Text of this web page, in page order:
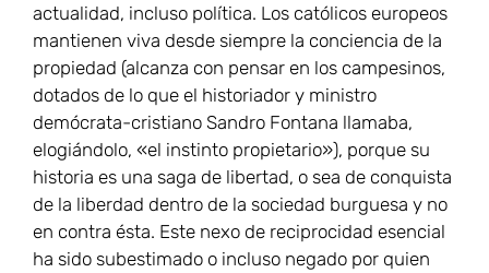
actualidad, incluso política. Los católicos europeos
mantienen viva desde siempre la conciencia de la
propiedad (alcanza con pensar en los campesinos,
dotados de lo que el historiador y ministro
demócrata-cristiano Sandro Fontana llamaba,
elogiándolo, «el instinto propietario»), porque su
historia es una saga de libertad, o sea de conquista
de la liberdad dentro de la sociedad burguesa y no
en contra ésta. Este nexo de reciprocidad esencial
ha sido subestimado o incluso negado por quien